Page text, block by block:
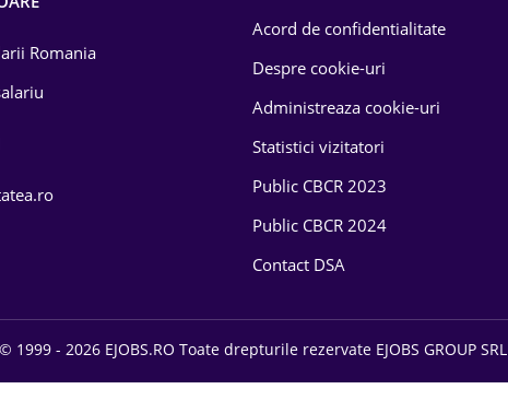
Romania
Acord de confidentialitate
Despre cookie-uri
Administreaza cookie-uri
Statistici vizitatori
Public CBCR 2023
Public CBCR 2024
Contact DSA
© 1999 - 2026 EJOBS.RO Toate drepturile rezervate EJOBS GROUP SRL